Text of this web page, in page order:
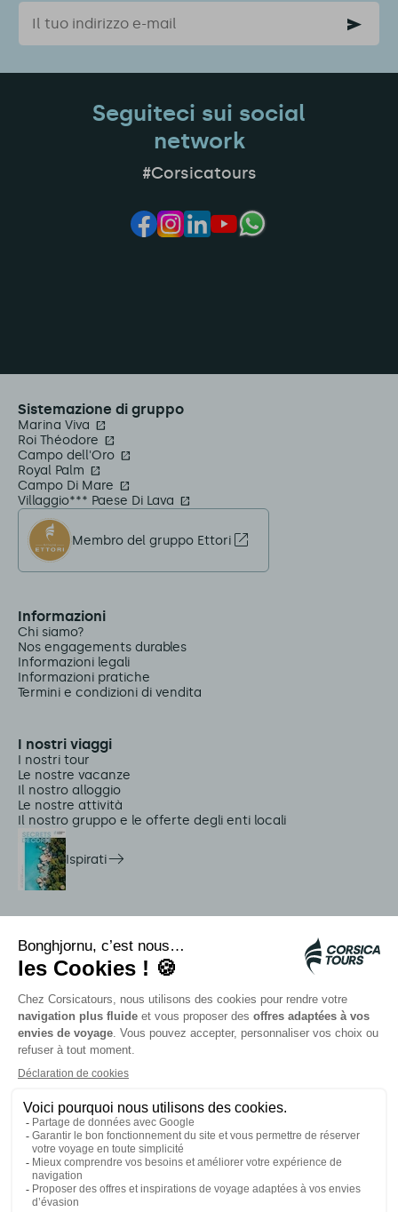
Email
Seguiteci sui social
network
#Corsicatours
Sistemazione di gruppo
Marina Viva
Roi Théodore
Campo dell'Oro
Royal Palm
Campo Di Mare
Villaggio*** Paese Di Lava
Membro del gruppo Ettori
Informazioni
Chi siamo?
Nos engagements durables
Informazioni legali
Informazioni pratiche
Termini e condizioni di vendita
I nostri viaggi
I nostri tour
Le nostre vacanze
Il nostro alloggio
Le nostre attività
Il nostro gruppo e le offerte degli enti locali
Ispirati
Navette Citadina
Allarme meduse
Autocars rapides bleus
Contattate i nostri consulenti
I nostri partner